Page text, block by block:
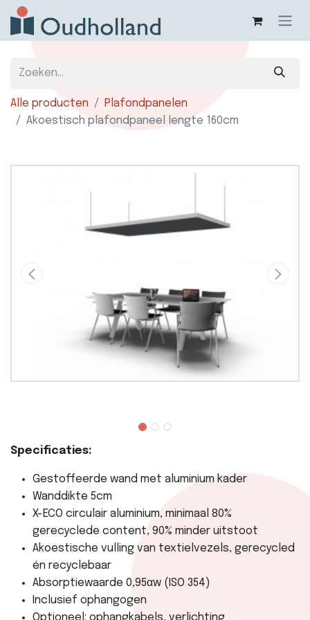
Alle producten
Plafondpanelen
Akoestisch plafondpaneel lengte 160cm
Specificaties:
Gestoffeerde wand met aluminium kader
Wanddikte 5cm
X-ECO circulair aluminium, minimaal 80%
gerecyclede content, 90% minder uitstoot
Akoestische vulling van textielvezels, gerecycled
én recyclebaar
Absorptiewaarde 0,95αw (ISO 354)
Inclusief ophangogen